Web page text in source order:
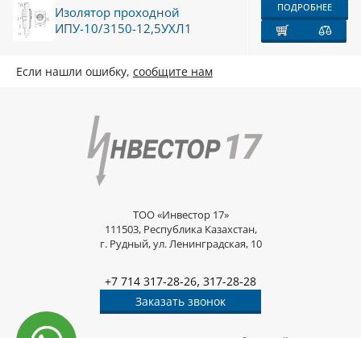
Изолятор проходной
ИПУ-10/3150-12,5УХЛ1
ПОДРОБНЕЕ
Если нашли ошибку, сообщите нам
ТОО «Инвестор 17»
111503, Республика Казахстан,
г. Рудный, ул. Ленинградская, 10
+7 714 317-28-26, 317-28-28
Заказать звонок